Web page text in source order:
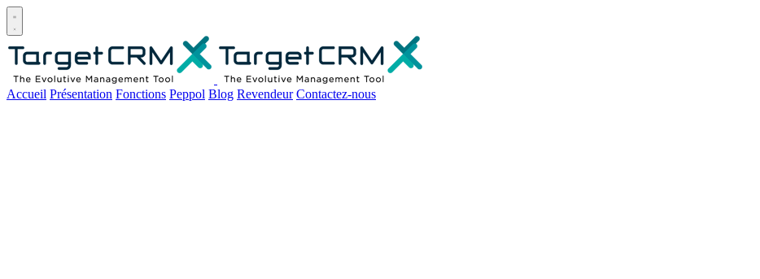
Open main menu
Accueil Présentation Fonctions Peppol Blog Revendeur Contactez-nous